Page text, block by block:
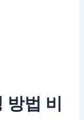
방법 비